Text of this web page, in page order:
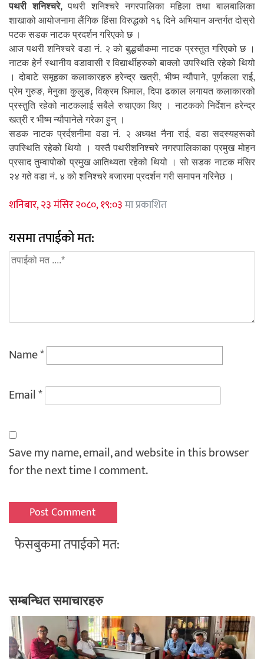
पथरी शनिश्चरे,पथरी शनिश्चरे नगरपालिका महिला तथा बालबालिका
शाखाको आयोजनामा लैंगिक हिंसा विरुद्धको १६ दिने अभियान अन्तर्गत दोस्रो
पटक सडक नाटक प्रदर्शन गरिएको छ ।
आज पथरी शनिश्चरे वडा नं. २ को बुद्धचौकमा नाटक प्रस्तुत गरिएको छ ।
नाटक हेर्न स्थानीय वडावासी र विद्यार्थीहरुको बाक्लो उपस्थिति रहेको थियो
। दोबाटे समूहका कलाकारहरु हरेन्द्र खत्री, भीष्म न्यौपाने, पूर्णकला राई,
प्रेम गुरुङ, मेनुका कुलुङ, विक्रम धिमाल, दिपा ढकाल लगायत कलाकारको
प्रस्तुति रहेको नाटकलाई सबैले रुचाएका थिए । नाटकको निर्देशन हरेन्द्र
खत्री र भीष्म न्यौपानेले गरेका हुन् ।
सडक नाटक प्रर्दशनीमा वडा नं. २ अध्यक्ष नैना राई, वडा सदस्यहरूको
उपस्थिति रहेको थियो । यस्तै पथरीशनिश्चरे नगरपालिकाका प्रमुख मोहन
प्रसाद तुम्वापोको प्रमुख आतिथ्यता रहेको थियो । सो सडक नाटक मंसिर
२४ गते वडा नं. ४ को शनिश्चरे बजारमा प्रदर्शन गरी समापन गरिनेछ ।
शनिबार, २३ मंसिर २०८०, १९:०३मा प्रकाशित
यसमा तपाईको मत:
Name*
Email*
Save my name, email, and website in this browser
for the next time I comment.
फेसबुकमा तपाईको मत:
सम्बन्धित समाचारहरु